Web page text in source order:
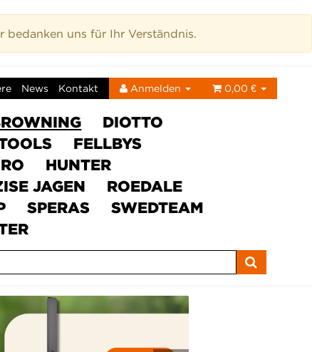
bedanken uns für Ihr Verständnis.
News Kontakt Anmelden 0,00 €
DIOTTO
FELLBYS
HUNTER
JAGEN
ROEDALE
SPERAS
SWEDTEAM